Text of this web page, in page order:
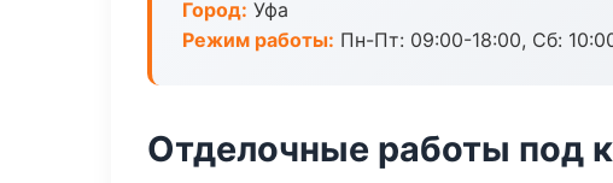
Город: Уфа
Режим работы: Пн-Пт: 09:00-18:00, Сб:
Отделочные работы под